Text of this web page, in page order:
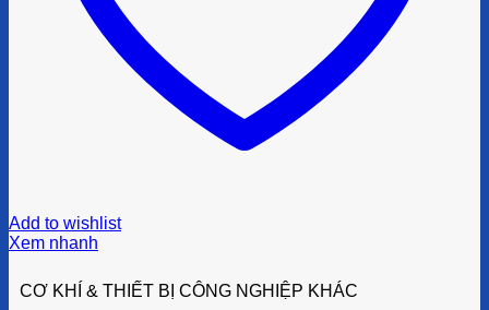
Add to wishlist
Xem nhanh
CƠ KHÍ & THIẾT BỊ CÔNG NGHIỆP KHÁC